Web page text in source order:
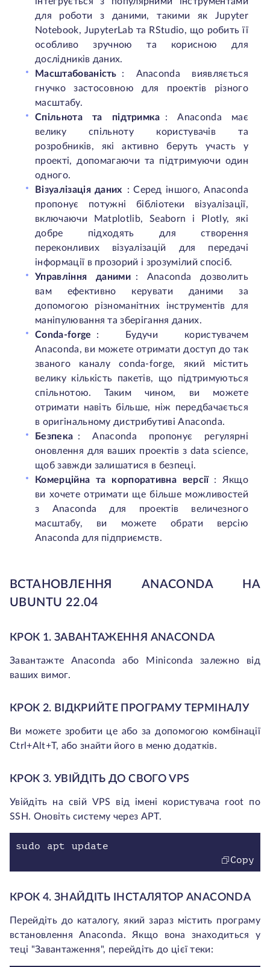
для роботи з даними, такими як Jupyter
Notebook, JupyterLab та RStudio, що робить її
особливо зручною та корисною для
дослідників даних.
Масштабованість
: Anaconda виявляється
гнучко застосовною для проектів різного
масштабу.
Спільнота та підтримка
: Anaconda має
велику спільноту користувачів та
розробників, які активно беруть участь у
проекті, допомагаючи та підтримуючи один
одного.
Візуалізація даних
: Серед іншого, Anaconda
пропонує потужні бібліотеки візуалізації,
включаючи Matplotlib, Seaborn і Plotly, які
добре підходять для створення
переконливих візуалізацій для передачі
інформації в прозорий і зрозумілий спосіб.
Управління даними : Anaconda дозволить
вам ефективно керувати даними за
допомогою різноманітних інструментів для
маніпулювання та зберігання даних.
Conda-forge
: Будучи користувачем
Anaconda, ви можете отримати доступ до так
званого каналу conda-forge, який містить
велику кількість пакетів, що підтримуються
спільнотою. Таким чином, ви можете
отримати навіть більше, ніж передбачається
в оригінальному дистрибутиві Anaconda.
Безпека : Anaconda пропонує регулярні
оновлення для ваших проектів з data science,
щоб завжди залишатися в безпеці.
Комерційна та корпоративна версії : Якщо
ви хочете отримати ще більше можливостей
з Anaconda для проектів величезного
масштабу, ви можете обрати версію
Anaconda для підприємств.
ВСТАНОВЛЕННЯ ANACONDA НА
UBUNTU 22.04
КРОК 1. ЗАВАНТАЖЕННЯ ANACONDA
Завантажте Anaconda або Miniconda залежно від
ваших вимог.
КРОК 2. ВІДКРИЙТЕ ПРОГРАМУ ТЕРМІНАЛУ
Ви можете зробити це або за допомогою комбінації
Ctrl+Alt+T, або знайти його в меню додатків.
КРОК 3. УВІЙДІТЬ ДО СВОГО VPS
Увійдіть на свій VPS від імені користувача root по
SSH. Оновіть систему через APT.
sudo apt update
Copy
КРОК 4. ЗНАЙДІТЬ ІНСТАЛЯТОР ANACONDA
Перейдіть до каталогу, який зараз містить програму
встановлення Anaconda. Якщо вона знаходиться у
теці "Завантаження", перейдіть до цієї теки: